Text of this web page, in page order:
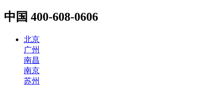
中国 400-608-0606
北京
广州
南昌
南京
苏州